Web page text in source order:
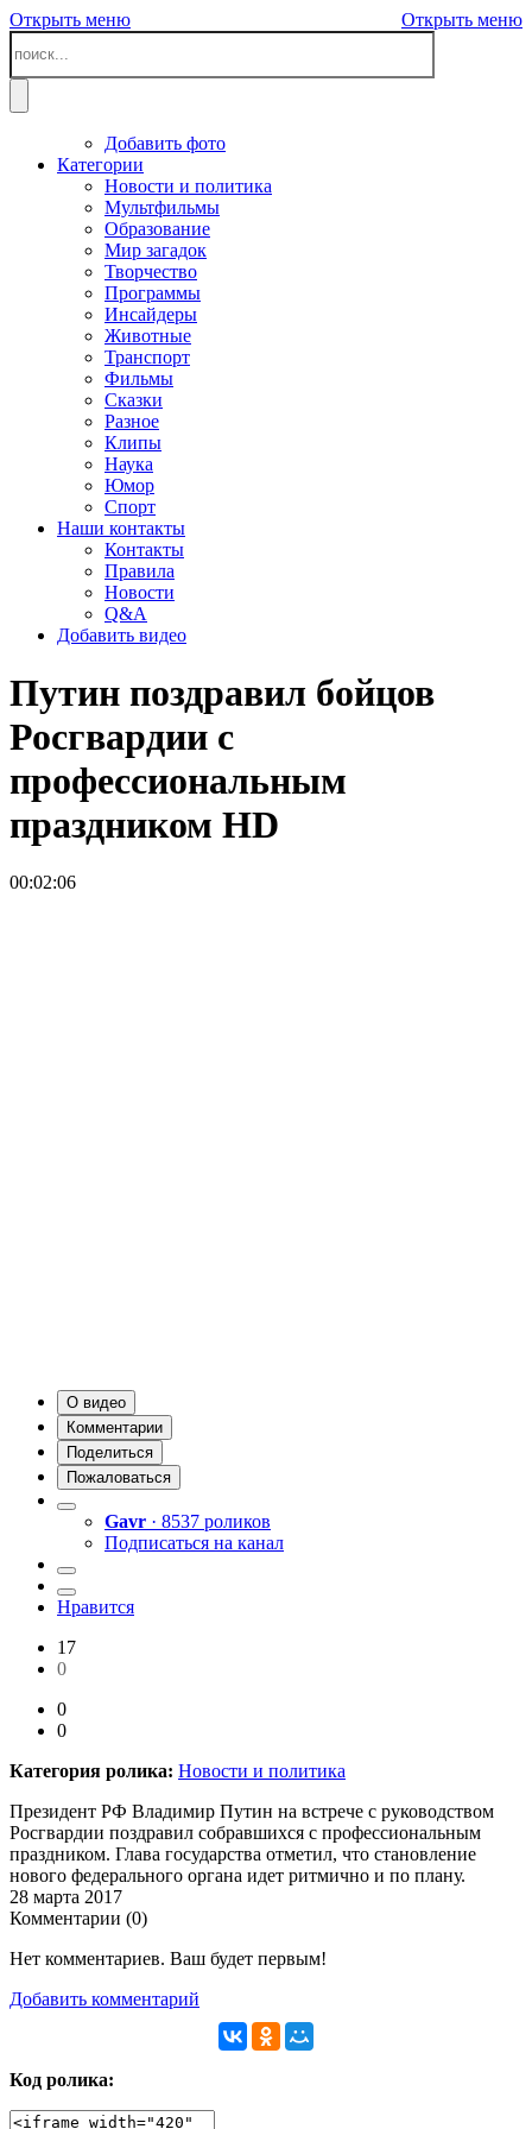
Открыть меню Открыть меню
Добавить фото
Категории
Новости и политика
Мультфильмы
Образование
Мир загадок
Творчество
Программы
Инсайдеры
Животные
Транспорт
Фильмы
Сказки
Разное
Клипы
Наука
Юмор
Спорт
Наши контакты
Контакты
Правила
Новости
Q&A
Добавить видео
Путин поздравил бойцов
Росгвардии с
профессиональным
праздником HD
00:02:06
О видео
Комментарии
Поделиться
Пожаловаться
Gavr · 8537 роликов
Подписаться на канал
Нравится
17
0
0
0
Категория ролика: Новости и политика
Президент РФ Владимир Путин на встрече с руководством
Росгвардии поздравил собравшихся с профессиональным
праздником. Глава государства отметил, что становление
нового федерального органа идет ритмично и по плану.
28 марта 2017
Комментарии (0)
Нет комментариев. Ваш будет первым!
Добавить комментарий
Код ролика: